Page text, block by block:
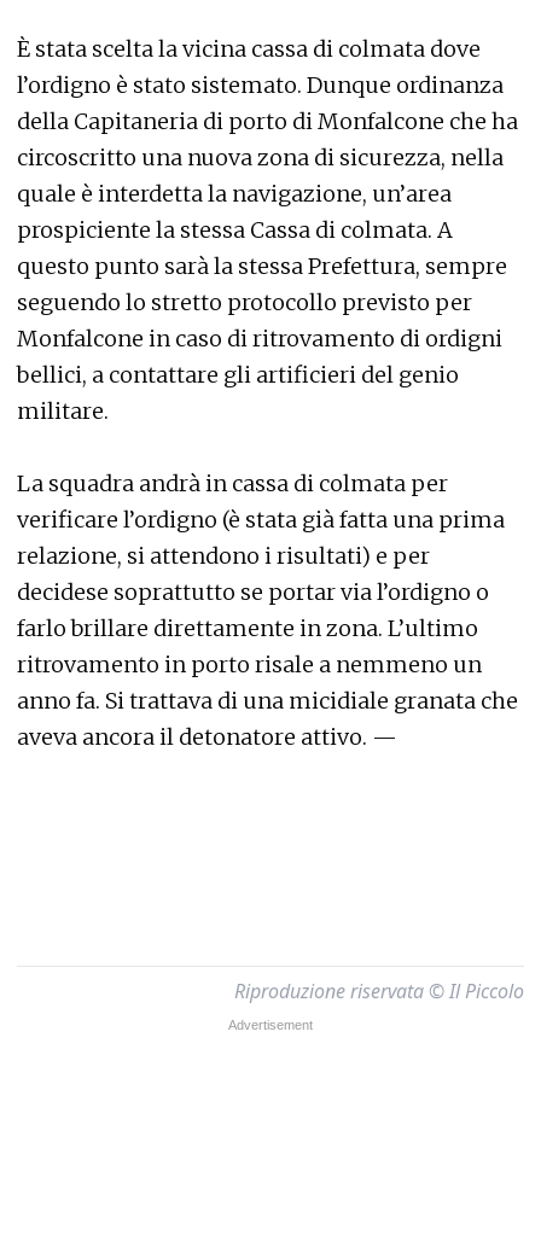
È stata scelta la vicina cassa di colmata dove
l’ordigno è stato sistemato. Dunque ordinanza
della Capitaneria di porto di Monfalcone che ha
circoscritto una nuova zona di sicurezza, nella
quale è interdetta la navigazione, un’area
prospiciente la stessa Cassa di colmata. A
questo punto sarà la stessa Prefettura, sempre
seguendo lo stretto protocollo previsto per
Monfalcone in caso di ritrovamento di ordigni
bellici, a contattare gli artificieri del genio
militare.
La squadra andrà in cassa di colmata per
verificare l’ordigno (è stata già fatta una prima
relazione, si attendono i risultati) e per
decidese soprattutto se portar via l’ordigno o
farlo brillare direttamente in zona. L’ultimo
ritrovamento in porto risale a nemmeno un
anno fa. Si trattava di una micidiale granata che
aveva ancora il detonatore attivo. —
Riproduzione riservata © Il Piccolo